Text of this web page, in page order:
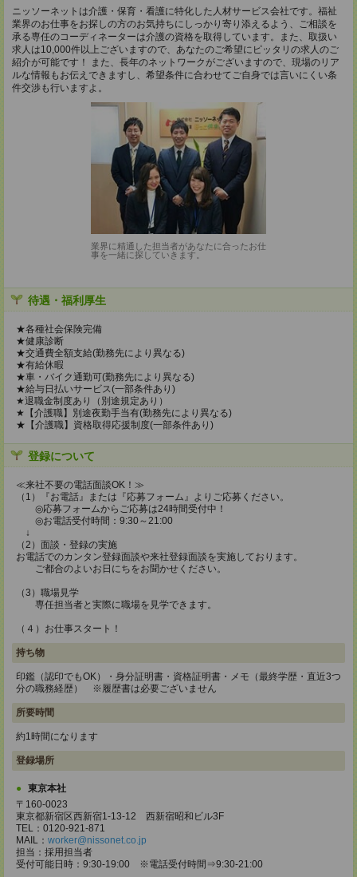
ニッソーネットは介護・保育・看護に特化した人材サービス会社です。福祉
業界のお仕事をお探しの方のお気持ちにしっかり寄り添えるよう、ご相談を
承る専任のコーディネーターは介護の資格を取得しています。また、取扱い
求人は10,000件以上ございますので、あなたのご希望にピッタリの求人のご
紹介が可能です！ また、長年のネットワークがございますので、現場のリア
ルな情報もお伝えできますし、希望条件に合わせてご自身では言いにくい条
件交渉も行いますよ。
業界に精通した担当者があなたに合ったお仕
事を一緒に探していきます。
待遇・福利厚生
★各種社会保険完備
★健康診断
★交通費全額支給(勤務先により異なる)
★有給休暇
★車・バイク通勤可(勤務先により異なる)
★給与日払いサービス(一部条件あり)
★退職金制度あり（別途規定あり）
★【介護職】別途夜勤手当有(勤務先により異なる)
★【介護職】資格取得応援制度(一部条件あり)
登録について
≪来社不要の電話面談OK！≫
（1）『お電話』または『応募フォーム』よりご応募ください。
◎応募フォームからご応募は24時間受付中！
◎お電話受付時間：9:30～21:00
↓
（2）面談・登録の実施
お電話でのカンタン登録面談や来社登録面談を実施しております。
ご都合のよいお日にちをお聞かせください。
（3）職場見学
専任担当者と実際に職場を見学できます。
（４）お仕事スタート！
持ち物
印鑑（認印でもOK）・身分証明書・資格証明書・メモ（最終学歴・直近3つ
分の職務経歴） ※履歴書は必要ございません
所要時間
約1時間になります
登録場所
東京本社
〒160-0023
東京都新宿区西新宿1-13-12 西新宿昭和ビル3F
TEL：0120-921-871
MAIL： worker@nissonet.co.jp
担当：採用担当者
受付可能日時：9:30-19:00 ※電話受付時間⇒9:30-21:00